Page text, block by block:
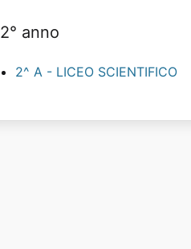
2° anno
2^ A - LICEO SCIENTIFICO